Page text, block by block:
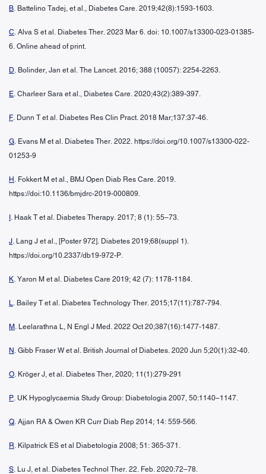
B. Battelino Tadej, et al., Diabetes Care. 2019;42(8):1593-1603.
C. Alva S et al. Diabetes Ther. 2023 Mar 6. doi: 10.1007/s13300-023-01385-
6. Online ahead of print.
D. Bolinder, Jan et al. The Lancet. 2016; 388 (10057): 2254-2263.
E. Charleer Sara et al., Diabetes Care. 2020;43(2):389-397.
F. Dunn T et al. Diabetes Res Clin Pract. 2018 Mar;137:37-46.
G. Evans M et al. Diabetes Ther. 2022. https://doi.org/10.1007/s13300-022-
01253-9
H . Fokkert M et al., BMJ Open Diab Res Care. 2019.
https://doi:10.1136/bmjdrc-2019-000809.
. Haak T et al. Diabetes Therapy. 2017; 8 (1): 55–73.
J. Lang J et al., [Poster 972]. Diabetes 2019;68(suppl 1).
https://doi.org/10.2337/db19-972-P.
K. Yaron M et al. Diabetes Care 2019; 42 (7): 1178-1184.
L. Bailey T et al. Diabetes Technology Ther. 2015;17(11):787-794.
M . Leelarathna L, N Engl J Med. 2022 Oct 20;387(16):1477-1487.
N . Gibb Fraser W et al. British Journal of Diabetes. 2020 Jun 5;20(1):32-40.
O. Kröger J, et al. Diabetes Ther, 2020; 11(1):279-291
P. UK Hypoglycaemia Study Group: Diabetologia 2007, 50:1140–1147.
Q. Ajjan RA & Owen KR Curr Diab Rep 2014; 14: 559-566.
R. Kilpatrick ES et al Diabetologia 2008; 51: 365-371.
S. Lu J, et al. Diabetes Technol Ther. 22. Feb. 2020:72–78.